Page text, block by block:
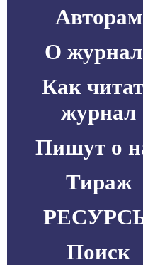
Авторам
О
Как
журнал
Пишут о
Тираж
Поиск